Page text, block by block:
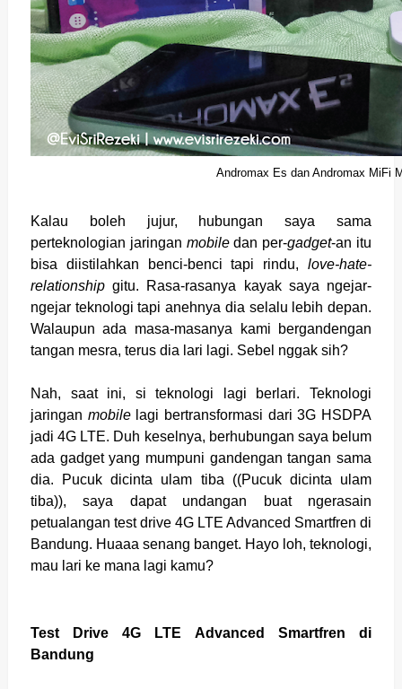
Andromax Es dan Andromax MiFi
Kalau boleh jujur, hubungan saya sama
perteknologian jaringan mobiledan per-gadget-an itu
bisa diistilahkan benci-benci tapi rindu,love-hate-
relationshipgitu. Rasa-rasanya kayak saya ngejar-
ngejar teknologi tapi anehnya dia selalu lebih depan.
Walaupun ada masa-masanya kami bergandengan
tangan mesra, terus dia lari lagi. Sebel nggak sih?
Nah, saat ini, si teknologi lagi berlari. Teknologi
jaringan mobilelagi bertransformasi dari 3G HSDPA
jadi 4G LTE. Duh keselnya, berhubungan saya belum
ada gadget yang mumpuni gandengan tangan sama
dia. Pucuk dicinta ulam tiba ((Pucuk dicinta ulam
tiba)), saya dapat undangan buat ngerasain
petualangan test drive 4G LTE Advanced Smartfren di
Bandung. Huaaa senang banget. Hayo loh, teknologi,
mau lari ke mana lagi kamu?
Test Drive 4G LTE Advanced Smartfren di
Bandung